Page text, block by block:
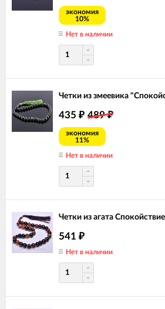
экономия
10%
Нет в наличии
Четки из змеевика
435 ₽ 489₽
экономия
11%
Нет в наличии
Четки из агата
541 ₽
Нет в наличии